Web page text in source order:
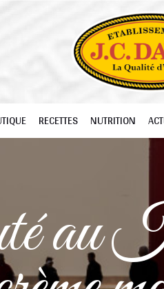
RECETTES NUTRITION
au